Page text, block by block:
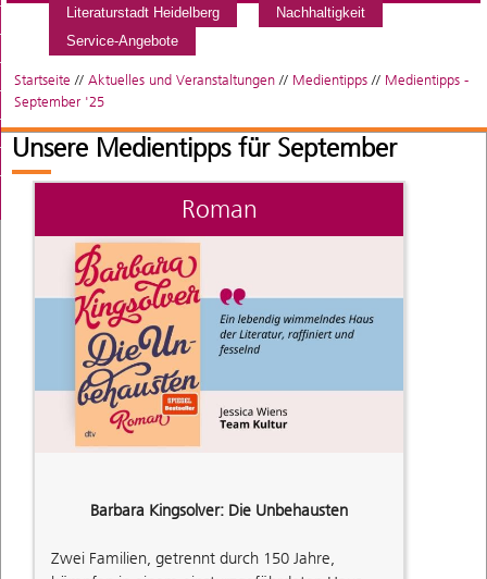
Literaturstadt Heidelberg
Nachhaltigkeit
Service-Angebote
Startseite // Aktuelles und Veranstaltungen // Medientipps // Medientipps -
September '25
Unsere Medientipps für September
Roman
Barbara Kingsolver: Die Unbehausten
Zwei Familien, getrennt durch 150 Jahre,